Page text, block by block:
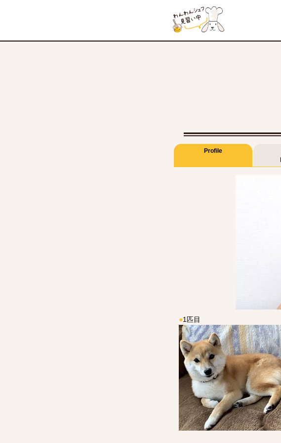
Profile
●1匹目